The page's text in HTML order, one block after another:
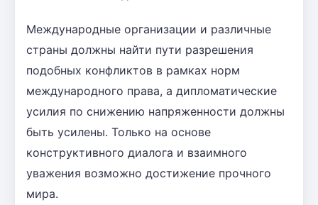
Международные организации и различные
страны должны найти пути разрешения
подобных конфликтов в рамках норм
международного права, а дипломатические
усилия по снижению напряженности должны
быть усилены. Только на основе
конструктивного диалога и взаимного
уважения возможно достижение прочного
мира.